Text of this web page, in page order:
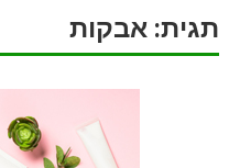
תגית: אבקות